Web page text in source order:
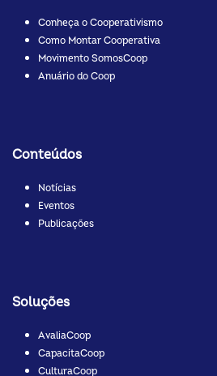
Conheça o Cooperativismo
Como Montar Cooperativa
Movimento SomosCoop
Anuário do Coop
Conteúdos
Notícias
Eventos
Publicações
Soluções
AvaliaCoop
CapacitaCoop
CulturaCoop